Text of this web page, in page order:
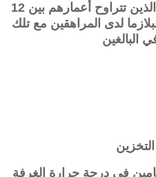
بين 6-11 مقارنة بالمراهقين الذين تتراوح أعمارهم بين 12
لدى المراهقين مع تلك
البالغين
في درجة حرارة الغرفة